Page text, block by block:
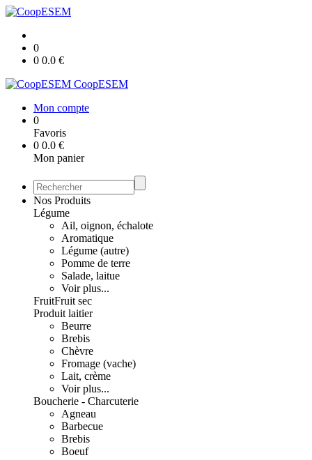
0
0 0.0 €
CoopESEM
Mon compte
0
Favoris
0 0.0 €
Mon panier
Nos Produits
Légume
Ail, oignon, échalote
Aromatique
Légume (autre)
Pomme de terre
Salade, laitue
Voir plus...
FruitFruit sec
Produit laitier
Beurre
Brebis
Chèvre
Fromage (vache)
Lait, crème
Voir plus...
Boucherie - Charcuterie
Agneau
Barbecue
Brebis
Boeuf